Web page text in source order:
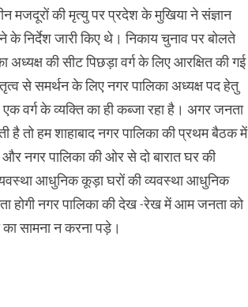
मजदूरों की मृत्यु पर प्रदेश के मुखिया ने संज्ञान
निर्देश जारी किए थे। निकाय चुनाव पर बोलते
अध्यक्ष की सीट पिछड़ा वर्ग के लिए आरक्षित की गई
से समर्थन के लिए नगर पालिका अध्यक्ष पद हेतु
वर्ग के व्यक्ति का ही कब्जा रहा है। अगर जनता
है तो हम शाहाबाद नगर पालिका की प्रथम बैठक में
नगर पालिका की ओर से दो बारात घर की
आधुनिक कूड़ा घरों की व्यवस्था आधुनिक
होगी नगर पालिका की देख -रेख में आम जनता को
सामना न करना पड़े।